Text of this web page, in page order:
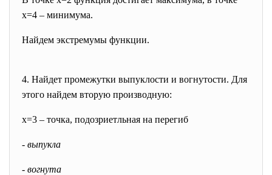
x=4 – минимума.
Найдем экстремумы функции.
4. Найдет промежутки выпуклости и вогнутости. Для
этого найдем вторую производную:
x=3 – точка, подозриетльная на перегиб
- выпукла
- вогнута